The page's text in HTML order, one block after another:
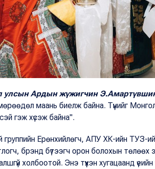
улсын Ардын жүжигчин
маань биелж байна. Түүнийг
гэж хүсэж байна".
группийн Ерөнхийлөгч, АПУ ХК-ийн ТУЗ-
брэнд бүтээгч орон болохын
холбоотой. Энэ түүхэн хугацаанд